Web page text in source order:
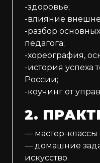
-здоровье;
-влияние
-разбор
педагога;
-хореография,
-история успеха
России;
-коучинг от
2.
— мастер-классы
— домашние
искусство. ⠀